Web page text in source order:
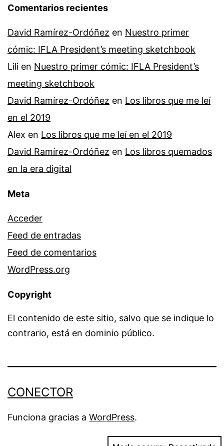
Comentarios recientes
David Ramírez-Ordóñez en Nuestro primer
cómic: IFLA President’s meeting sketchbook
Lili en Nuestro primer cómic: IFLA President’s
meeting sketchbook
David Ramírez-Ordóñez en Los libros que me leí
en el 2019
Alex en Los libros que me leí en el 2019
David Ramírez-Ordóñez en Los libros quemados
en la era digital
Meta
Acceder
Feed de entradas
Feed de comentarios
WordPress.org
Copyright
El contenido de este sitio, salvo que se indique lo
contrario, está en dominio público.
CONECTOR
Funciona gracias a WordPress.